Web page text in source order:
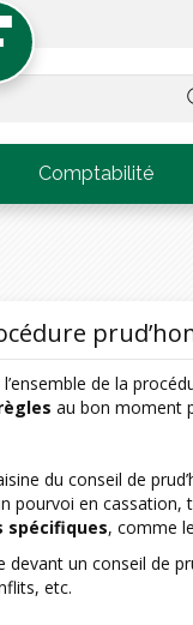
Comptabilité
de la
au bon moment
du conseil de
pourvoi en cassation,
spécifiques, comme
devant un conseil de
etc.